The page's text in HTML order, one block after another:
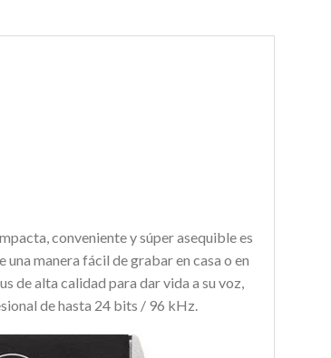
conveniente y súper asequible es
manera fácil de grabar en casa o en
de alta calidad para dar vida a su voz,
de hasta 24 bits / 96 kHz.